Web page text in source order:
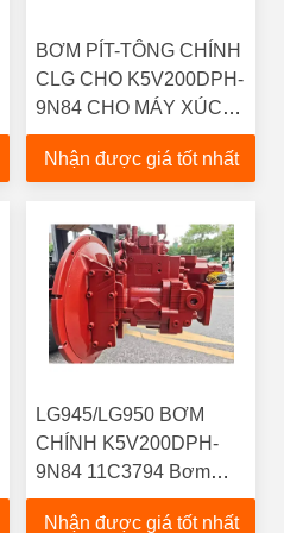
BƠM PÍT-TÔNG CHÍNH
CLG CHO K5V200DPH-
9N84 CHO MÁY XÚC
LẬT & MÁY XÚC BÁNH
LỐP LIUGONG CLG 950
Nhận được giá tốt nhất
LG945/LG950 BƠM
CHÍNH K5V200DPH-
9N84 11C3794 Bơm
PISTON Phụ tùng máy
xúc lật Liugong
Nhận được giá tốt nhất